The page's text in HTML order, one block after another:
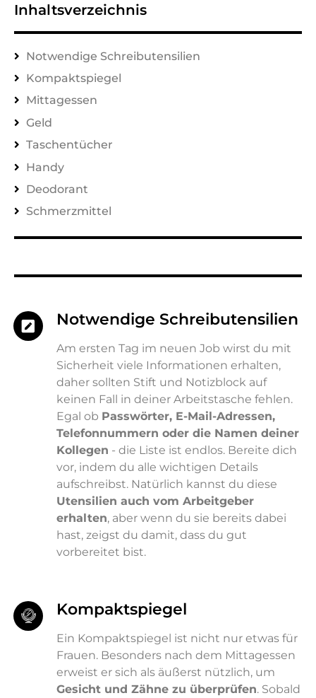
Inhaltsverzeichnis
Notwendige Schreibutensilien
Kompaktspiegel
Mittagessen
Geld
Taschentücher
Handy
Deodorant
Schmerzmittel
Notwendige Schreibutensilien
Am ersten Tag im neuen Job wirst du mit
Sicherheit viele Informationen erhalten,
daher sollten Stift und Notizblock auf
keinen Fall in deiner Arbeitstasche fehlen.
Egal ob Passwörter, E-Mail-Adressen,
Telefonnummern oder die Namen deiner
Kollegen - die Liste ist endlos. Bereite dich
vor, indem du alle wichtigen Details
aufschreibst. Natürlich kannst du diese
Utensilien auch vom Arbeitgeber
erhalten, aber wenn du sie bereits dabei
hast, zeigst du damit, dass du gut
vorbereitet bist.
Kompaktspiegel
Ein Kompaktspiegel ist nicht nur etwas für
Frauen. Besonders nach dem Mittagessen
erweist er sich als äußerst nützlich, um
Gesicht und Zähne zu überprüfen. Sobald